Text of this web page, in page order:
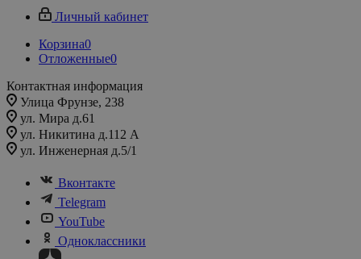
Личный кабинет
Корзина0
Отложенные0
Контактная информация
Улица Фрунзе, 238​
ул. Мира д.61
ул. Никитина д.112 А
ул. Инженерная д.5/1
Вконтакте
Telegram
YouTube
Одноклассники